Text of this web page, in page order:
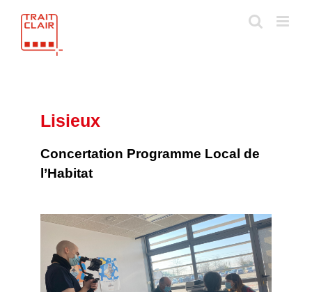
Lisieux
Concertation Programme Local de
l’Habitat